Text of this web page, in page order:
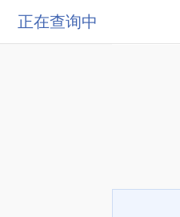
正在查询中